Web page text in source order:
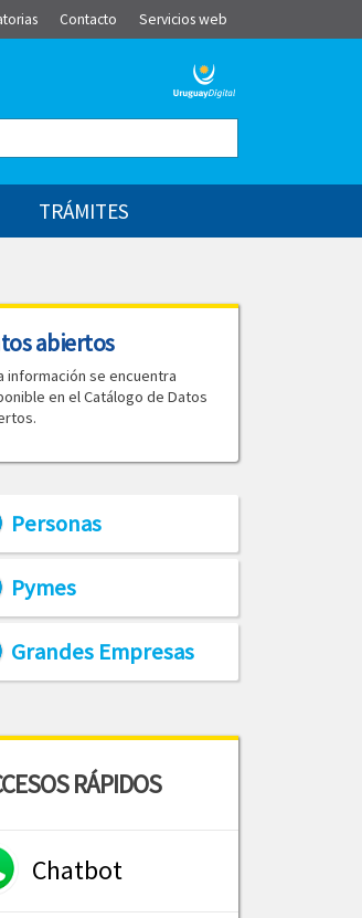
Contacto Servicios web
TRÁMITES
abiertos
información se encuentra
en el Catálogo de Datos
Personas
Pymes
Grandes Empresas
RÁPIDOS
Chatbot